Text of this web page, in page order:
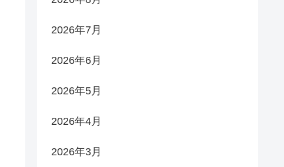
2026年7月
2026年6月
2026年5月
2026年4月
2026年3月